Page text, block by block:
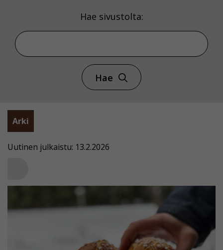
Hae sivustolta:
Hae
Arki
Uutinen julkaistu: 13.2.2026